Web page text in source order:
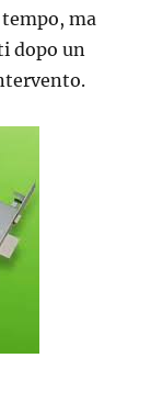
ma
dopo un